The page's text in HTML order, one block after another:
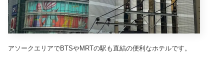
アソークエリアでBTSやMRTの駅も直結の便利なホテルです。